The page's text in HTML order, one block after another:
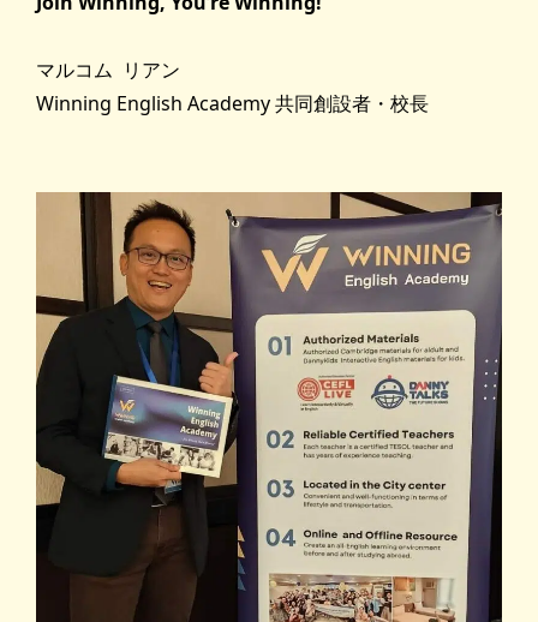
マルコム リアン
Winning English Academy 共同創設者・校長